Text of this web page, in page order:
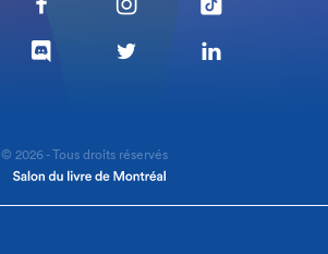
© 2026 - Tous droits réservés